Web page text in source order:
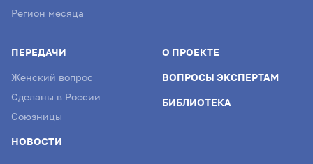
Регион месяца
ПЕРЕДАЧИ
Женский вопрос
Сделаны в России
Союзницы
НОВОСТИ
О ПРОЕКТЕ
ВОПРОСЫ ЭКСПЕРТАМ
БИБЛИОТЕКА